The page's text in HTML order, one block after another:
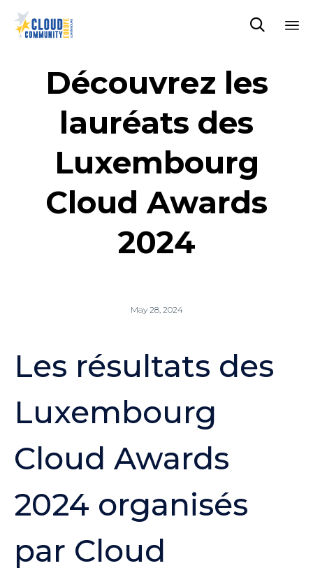

Découvrez les
lauréats des
Luxembourg
Cloud Awards
2024
May 28, 2024
Les résultats des
Luxembourg
Cloud Awards
2024 organisés
par Cloud